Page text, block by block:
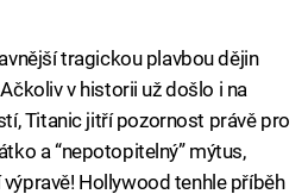
tragickou plavbou dějin
v historii už došlo i na
Titanic jitří pozornost právě pro
a “nepotopitelný” mýtus,
Hollywood tenhle příběh